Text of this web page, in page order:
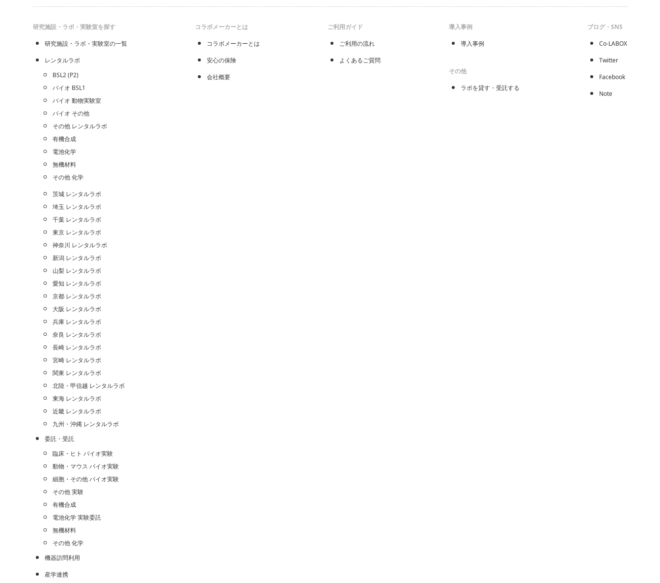
研究施設・ラボ・実験室を探す
研究施設・ラボ・実験室の一覧
レンタルラボ
BSL2 (P2)
バイオ BSL1
バイオ 動物実験室
バイオ その他
その他 レンタルラボ
有機合成
電池化学
無機材料
その他 化学
茨城 レンタルラボ
埼玉 レンタルラボ
千葉 レンタルラボ
東京 レンタルラボ
神奈川 レンタルラボ
新潟 レンタルラボ
山梨 レンタルラボ
愛知 レンタルラボ
京都 レンタルラボ
大阪 レンタルラボ
兵庫 レンタルラボ
奈良 レンタルラボ
長崎 レンタルラボ
宮崎 レンタルラボ
関東 レンタルラボ
北陸・甲信越 レンタルラボ
東海 レンタルラボ
近畿 レンタルラボ
九州・沖縄 レンタルラボ
委託・受託
臨床・ヒト バイオ実験
動物・マウス バイオ実験
細胞・その他 バイオ実験
その他 実験
有機合成
電池化学 実験委託
無機材料
その他 化学
機器訪問利用
産学連携
コラボメーカーとは
コラボメーカーとは
安心の保険
会社概要
ご利用ガイド
ご利用の流れ
よくあるご質問
導入事例
導入事例
その他
ラボを貸す・受託する
ブログ・SNS
Co-LABOX
Twitter
Facebook
Note